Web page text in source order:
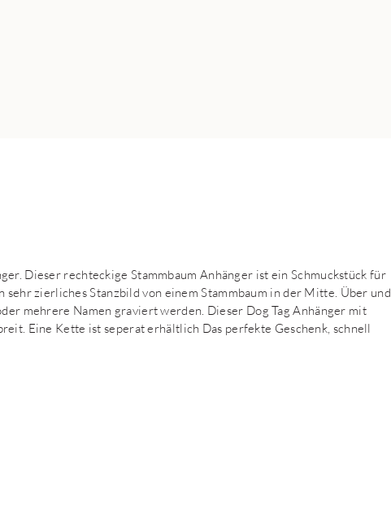
Dieser rechteckige Stammbaum Anhänger ist ein Schmuckstück für
zierliches Stanzbild von einem Stammbaum in der Mitte. Über und
mehrere Namen graviert werden. Dieser Dog Tag Anhänger mit
Eine Kette ist seperat erhältlich Das perfekte Geschenk, schnell